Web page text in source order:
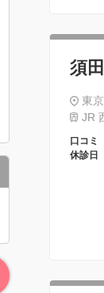
須
東
JR
口コミ
休診日